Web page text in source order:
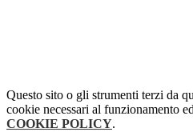
Questo sito o gli strumenti terzi da
cookie necessari al funzionamento
COOKIE POLICY.